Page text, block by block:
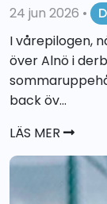
24 jun 2026 •
I vårepilogen,
över Alnö i
back öv...
LÄS MER